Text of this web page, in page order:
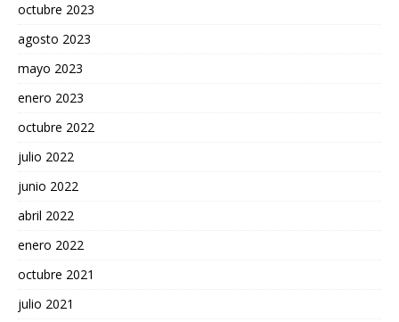
octubre 2023
agosto 2023
mayo 2023
enero 2023
octubre 2022
julio 2022
junio 2022
abril 2022
enero 2022
octubre 2021
julio 2021